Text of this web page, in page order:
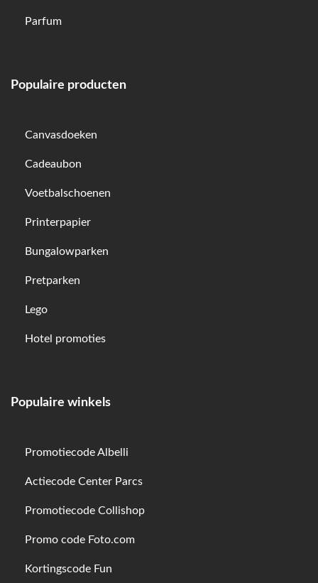
Parfum
Populaire producten
Canvasdoeken
Cadeaubon
Voetbalschoenen
Printerpapier
Bungalowparken
Pretparken
Lego
Hotel promoties
Populaire winkels
Promotiecode Albelli
Actiecode Center Parcs
Promotiecode Collishop
Promo code Foto.com
Kortingscode Fun